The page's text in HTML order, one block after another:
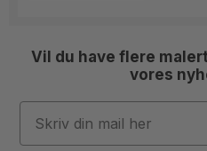
Vil du have flere
vores
Email